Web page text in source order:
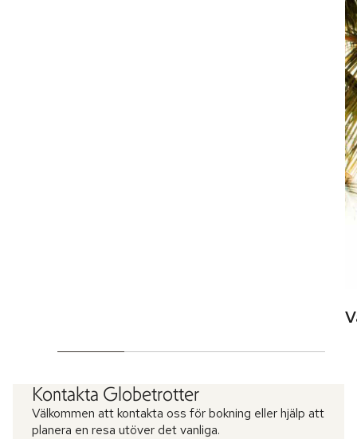
Kontakta Globetrotter
Välkommen att kontakta oss för bokning eller hjälp att
planera en resa utöver det vanliga.